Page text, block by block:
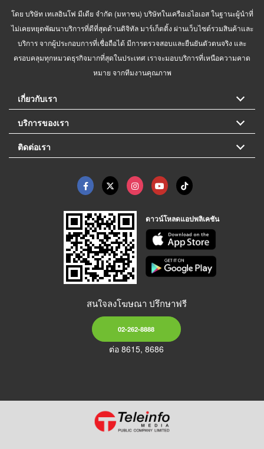
โดย บริษัท เทเลอินโฟ มีเดีย จำกัด (มหาชน) บริษัทในเครือเอไอเอส ในฐานะผู้นำที่
ไม่เคยหยุดพัฒนาบริการที่ดีที่สุดด้านดิจิทัล มาร์เก็ตติ้ง ผ่านเว็บไซต์รวมสินค้าและ
บริการ จากผู้ประกอบการที่เชื่อถือได้ มีการตรวจสอบและยืนยันตัวตนจริง และ
ครอบคลุมทุกหมวดธุรกิจมากที่สุดในประเทศ เราจะมอบบริการที่เหนือความคาด
หมาย จากทีมงานคุณภาพ
เกี่ยวกับเรา
บริการของเรา
ติดต่อเรา
ดาวน์โหลดแอปพลิเคชัน
สนใจลงโฆษณา ปรึกษาฟรี
02-262-8888
ต่อ 8615, 8686